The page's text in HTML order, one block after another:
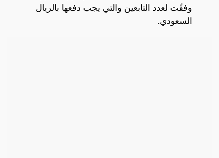
وفقًت لعدد التابعين والتي يجب دفعها بالريال
السعودي.